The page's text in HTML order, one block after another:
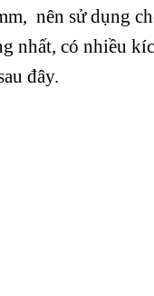
nên sử dụng
nhất, có nhiều
đây.